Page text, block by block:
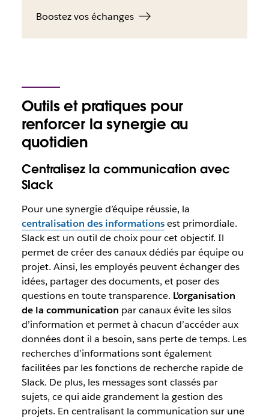
Boostez vos échanges
Outils et pratiques pour
renforcer la synergie au
quotidien
Centralisez la communication avec
Slack
Pour une synergie d’équipe réussie, la
centralisation des informationsest primordiale.
Slack est un outil de choix pour cet objectif. Il
permet de créer des canaux dédiés par équipe ou
projet. Ainsi, les employés peuvent échanger des
idées, partager des documents, et poser des
questions en toute transparence. L’organisation
de la communication par canaux évite les silos
d’information et permet à chacun d’accéder aux
données dont il a besoin, sans perte de temps. Les
recherches d’informations sont également
facilitées par les fonctions de recherche rapide de
Slack. De plus, les messages sont classés par
sujets, ce qui aide grandement la gestion des
projets. En centralisant la communication sur une